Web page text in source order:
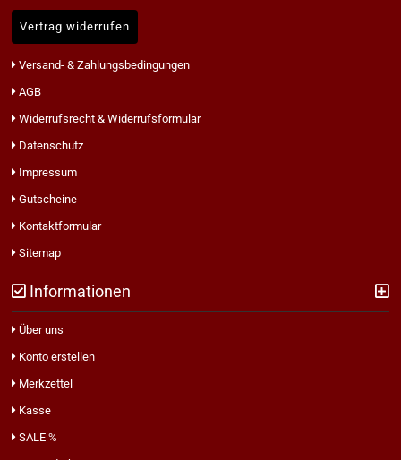
Vertrag widerrufen
Versand- & Zahlungsbedingungen
AGB
Widerrufsrecht & Widerrufsformular
Datenschutz
Impressum
Gutscheine
Kontaktformular
Sitemap
Informationen
Über uns
Konto erstellen
Merkzettel
Kasse
SALE %